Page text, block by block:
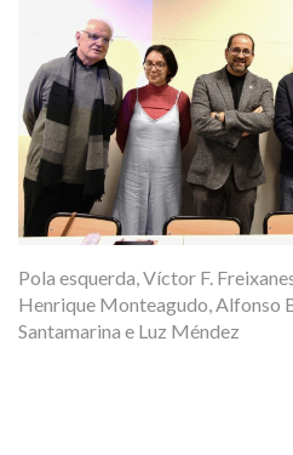
Pola esquerda, Víctor F.
Henrique Monteagudo, Alfonso
Santamarina e Luz Méndez